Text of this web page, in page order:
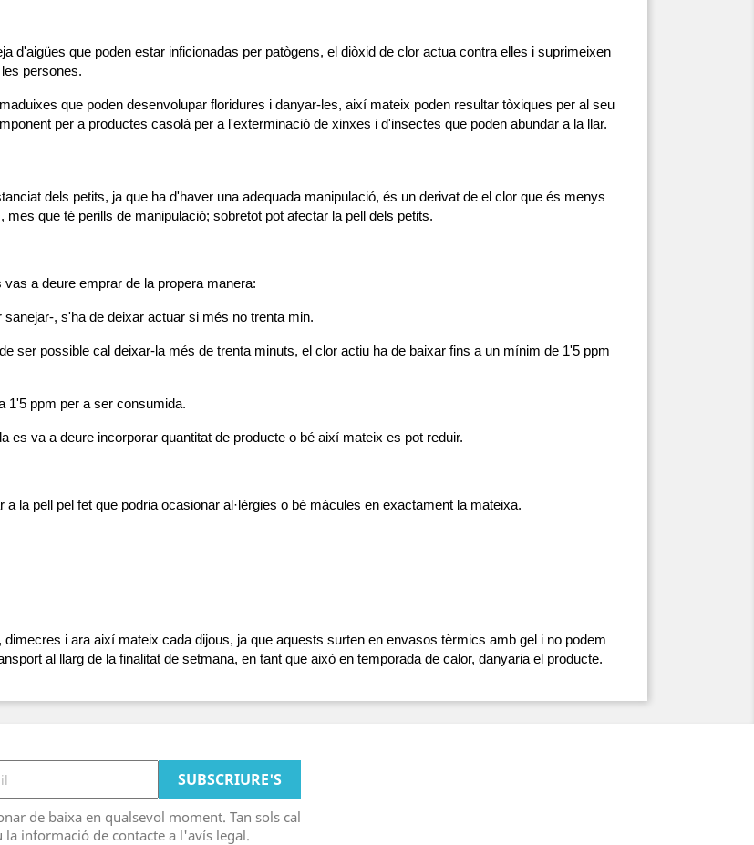
d'aigües que poden estar inficionadas per patògens, el diòxid de clor actua contra elles i suprimeixen
persones.
que poden desenvolupar floridures i danyar-les, així mateix poden resultar tòxiques per al seu
per a productes casolà per a l'exterminació de xinxes i d'insectes que poden abundar a la llar.
dels petits, ja que ha d'haver una adequada manipulació, és un derivat de el clor que és menys
que té perills de manipulació; sobretot pot afectar la pell dels petits.
a deure emprar de la propera manera:
, s'ha de deixar actuar si més no trenta min.
ser possible cal deixar-la més de trenta minuts, el clor actiu ha de baixar fins a un mínim de 1'5 ppm
1'5 ppm per a ser consumida.
es va a deure incorporar quantitat de producte o bé així mateix es pot reduir.
la pell pel fet que podria ocasionar al·lèrgies o bé màcules en exactament la mateixa.
i ara així mateix cada dijous, ja que aquests surten en envasos tèrmics amb gel i no podem
al llarg de la finalitat de setmana, en tant que això en temporada de calor, danyaria el producte.
de baixa en qualsevol moment. Tan sols cal
la informació de contacte a l'avís legal.